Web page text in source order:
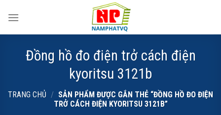
Đồng hồ đo điện trở cách điện
kyoritsu 3121b
TRANG CHỦ / SẢN PHẨM ĐƯỢC GẮN THẺ “ĐỒNG HỒ ĐO ĐIỆN
TRỞ CÁCH ĐIỆN KYORITSU 3121B”